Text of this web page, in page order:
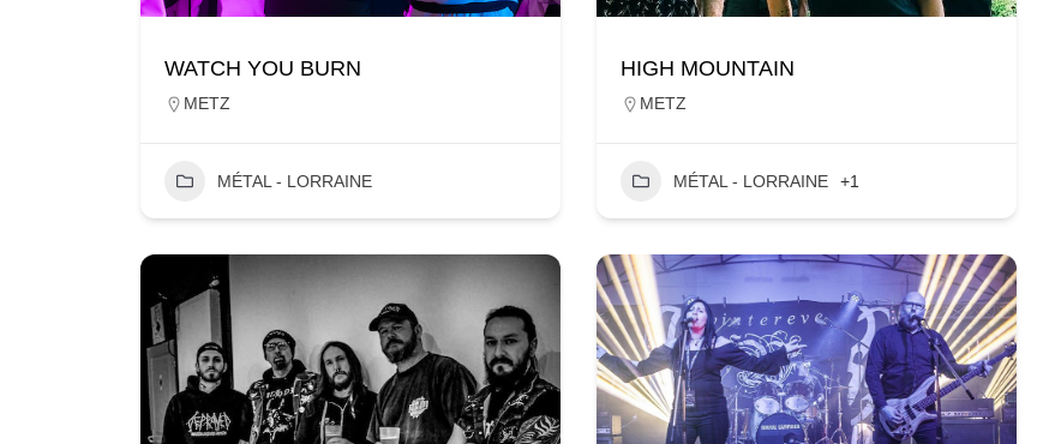
WATCH YOU BURN
METZ
MÉTAL - LORRAINE
HIGH MOUNTAIN
METZ
MÉTAL - LORRAINE +1